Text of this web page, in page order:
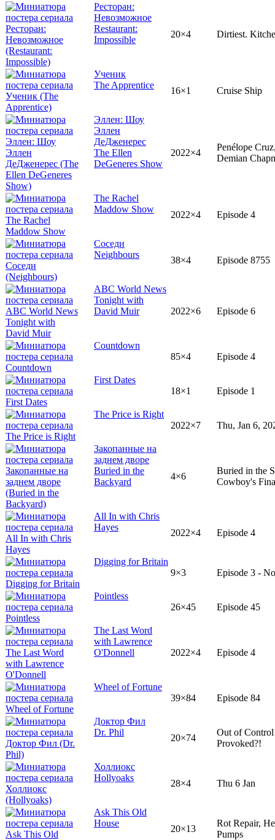
Ресторан:
Невозможное
Restaurant:
Impossible
20×4 Dirtiest.
Ученик
The Apprentice
16×1 Cruise Ship
Эллен: Шоу
Эллен
ДеДженерес
The Ellen
DeGeneres Show
2022×4
Penélope
Demian
The Rachel
Maddow Show
2022×4 Episode 4
Соседи
Neighbours
38×4 Episode 8755
ABC World News
Tonight with
David Muir
2022×6 Episode 6
Countdown
85×4
Episode 4
First Dates
18×1
Episode 1
The Price is Right
2022×7
Thu, Jan 6,
Закопанные на
заднем дворе
Buried in the
Backyard
4×6
Buried in the
Cowboy's
All In with Chris
Hayes
2022×4 Episode 4
Digging for Britain
9×3
Episode 3 -
Pointless
26×45
Episode 45
The Last Word
with Lawrence
O'Donnell
2022×4 Episode 4
Wheel of Fortune
39×84
Episode 84
Доктор Фил
Dr. Phil
20×74
Out of
Provoked?!
Холлиокс
Hollyoaks
28×4 Thu 6 Jan
Ask This Old
House
20×13
Rot Repair,
Pumps